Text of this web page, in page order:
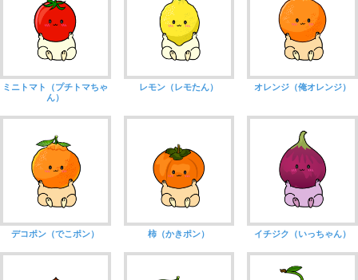
ミニトマト（プチトマちゃ
ん）
レモン（レモたん） オレンジ（俺オレンジ）
デコポン（でこポン） 柿（かきポン） イチジク（いっちゃん）